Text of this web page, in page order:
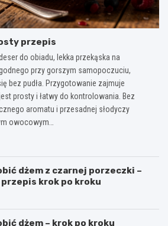
przepis
do obiadu, lekka przekąska na
przy gorszym samopoczuciu,
bez pudła. Przygotowanie zajmuje
prosty i łatwy do kontrolowania. Bez
aromatu i przesadnej słodyczy
owocowym…
dżem z czarnej porzeczki –
krok po kroku
dżem – krok po kroku